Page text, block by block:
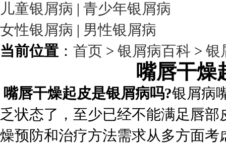
儿童银屑病 | 青少年银屑病
女性银屑病 | 男性银屑病
当前位置 ： 首页 > 银屑病百科 > 银
嘴唇干燥
嘴唇干燥起皮是银屑病吗?银屑病
乏状态了，至少已经不能满足唇
燥预防和治疗方法需求从多方面考